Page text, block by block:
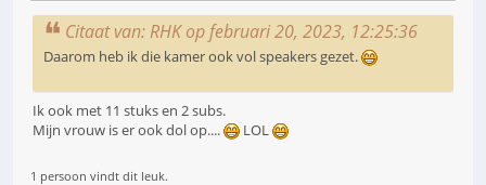
Citaat van: RHK op februari 20, 2023, 12:25:36
Daarom heb ik die kamer ook vol speakers gezet.
Ik ook met 11 stuks en 2 subs.
Mijn vrouw is er ook dol op....
LOL
1 persoon vindt dit leuk.